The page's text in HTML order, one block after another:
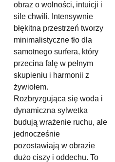
obraz o wolności, intuicji i
sile chwili. Intensywnie
błękitna przestrzeń tworzy
minimalistyczne tło dla
samotnego surfera, który
przecina falę w pełnym
skupieniu i harmonii z
żywiołem.
Rozbryzgująca się woda i
dynamiczna sylwetka
budują wrażenie ruchu, ale
jednocześnie
pozostawiają w obrazie
dużo ciszy i oddechu. To